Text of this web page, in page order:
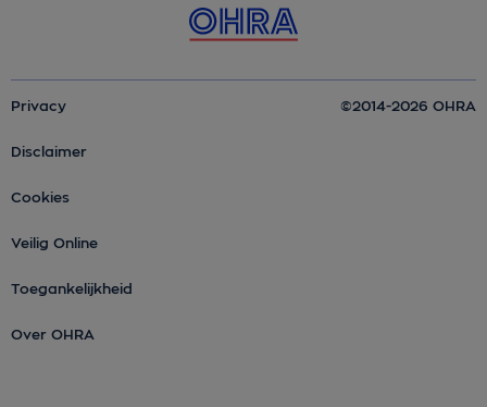
Privacy
Disclaimer
Cookies
Veilig Online
Toegankelijkheid
Over OHRA
©2014-2026 OHRA